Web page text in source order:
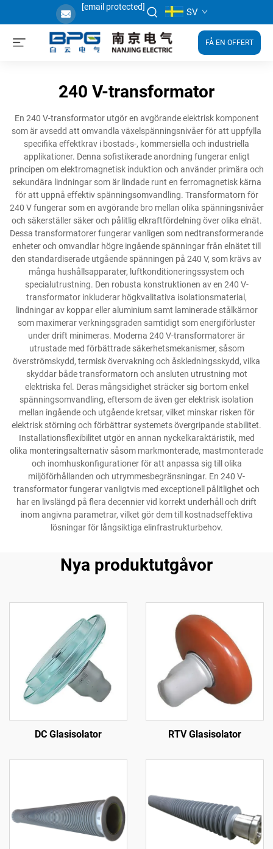
[email protected] SV
FÅ EN OFFERT
240 V-transformator
En 240 V-transformator utgör en avgörande elektrisk komponent
som är avsedd att omvandla växelspänningsnivåer för att uppfylla
specifika effektkrav i bostads-, kommersiella och industriella
applikationer. Denna sofistikerade anordning fungerar enligt
principen om elektromagnetisk induktion och använder primära och
sekundära lindningar som är lindade runt en ferromagnetisk kärna
för att uppnå effektiv spänningsomvandling. Transformatorn för
240 V fungerar som en avgörande bro mellan olika spänningsnivåer
och säkerställer säker och pålitlig elkraftfördelning över olika elnät.
Dessa transformatorer fungerar vanligen som nedtransformerande
enheter och omvandlar högre ingående spänningar från elnätet till
den standardiserade utgående spänningen på 240 V, som krävs av
många hushållsapparater, luftkonditioneringssystem och
specialutrustning. Den robusta konstruktionen av en 240 V-
transformator inkluderar högkvalitativa isolationsmaterial,
lindningar av koppar eller aluminium samt laminerade stålkärnor
som maximerar verkningsgraden samtidigt som energiförluster
under drift minimeras. Moderna 240 V-transformatorer är
utrustade med förbättrade säkerhetsmekanismer, såsom
överströmskydd, termisk övervakning och åskledningsskydd, vilka
skyddar både transformatorn och ansluten utrustning mot
elektriska fel. Deras mångsidighet sträcker sig bortom enkel
spänningsomvandling, eftersom de även ger elektrisk isolation
mellan ingående och utgående kretsar, vilket minskar risken för
elektrisk störning och förbättrar systemets övergripande stabilitet.
Installationsflexibilitet utgör en annan nyckelkaraktäristik, med
olika monteringsalternativ såsom markmonterade, mastmonterade
och inomhuskonfigurationer för att anpassa sig till olika
miljöförhållanden och utrymmesbegränsningar. En 240 V-
transformator fungerar vanligtvis med exceptionell pålitlighet och
har en livslängd på flera decennier vid korrekt underhåll och drift
inom angivna parametrar, vilket gör dem till kostnadseffektiva
lösningar för långsiktiga elinfrastrukturbehov.
Nya produktutgåvor
DC Glasisolator RTV Glasisolator